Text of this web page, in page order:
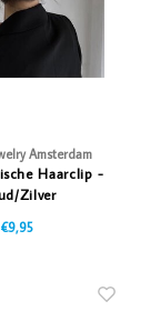
Amsterdam
Haarclip -
Zilver
€9,95